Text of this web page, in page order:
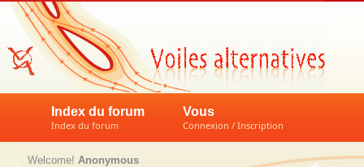
Index du forum
Index du forum
Vous
Connexion / Inscription
Welcome! Anonymous